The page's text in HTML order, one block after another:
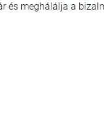
és meghálálja a